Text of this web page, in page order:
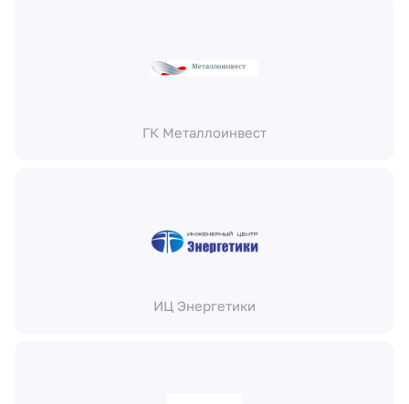
ГК Металлоинвест
ИЦ Энергетики